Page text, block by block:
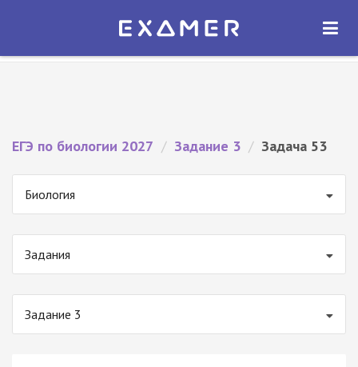
Экзамер — ЕГЭ 2027
ОТКРЫТЬ
ЕГЭ по биологии 2027 / Задание 3 / Задача 53
Биология
Задания
Задание 3